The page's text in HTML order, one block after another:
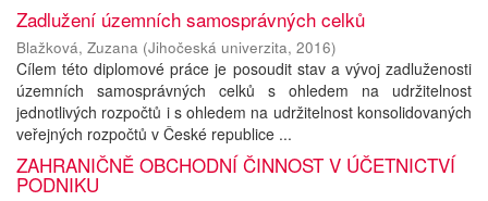
Zadlužení územních samosprávných celků
Blažková, Zuzana (Jihočeská univerzita, 2016)
Cílem této diplomové práce je posoudit stav a vývoj zadluženosti
územních samosprávných celků s ohledem na udržitelnost
jednotlivých rozpočtů i s ohledem na udržitelnost konsolidovaných
veřejných rozpočtů v České republice ...
ZAHRANIČNĚ OBCHODNÍ ČINNOST V ÚČETNICTVÍ
PODNIKU